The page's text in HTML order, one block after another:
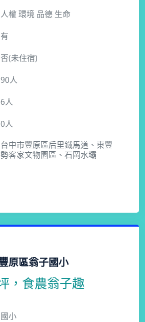
權 環境 品德 生命
(未住宿)
人
人
人
中市豐原區后里鐵馬道、東豐
客家文物園區、石岡水壩
原區翁子國小
，食農翁子趣
小